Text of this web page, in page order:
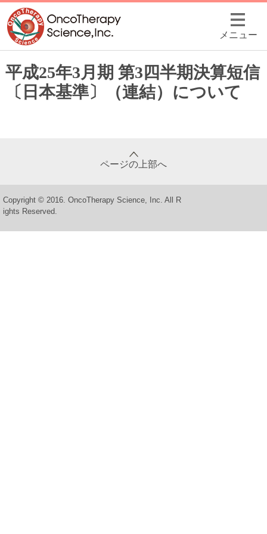
メニュー
平成25年3月期 第3四半期決算短信
〔日本基準〕（連結）について
ページの上部へ
Copyright © 2016. OncoTherapy Science, Inc. All R
ights Reserved.